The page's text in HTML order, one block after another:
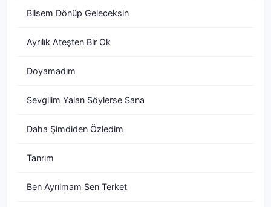
Bilsem Dönüp Geleceksin
Ayrılık Ateşten Bir Ok
Doyamadım
Sevgilim Yalan Söylerse Sana
Daha Şimdiden Özledim
Tanrım
Ben Ayrılmam Sen Terket